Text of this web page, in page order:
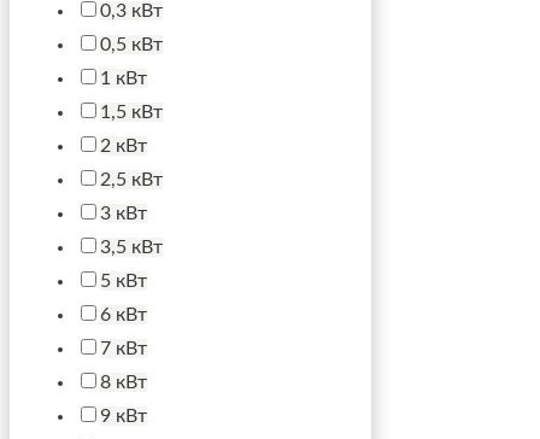
0,3 кВт
0,5 кВт
1 кВт
1,5 кВт
2 кВт
2,5 кВт
3 кВт
3,5 кВт
5 кВт
6 кВт
7 кВт
8 кВт
9 кВт